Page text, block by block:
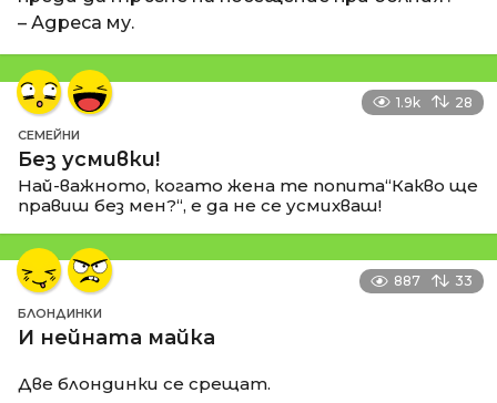
– Адреса му.
1.9k 28
СЕМЕЙНИ
Без усмивки!
Най-важното, когато жена те попита“Какво ще
правиш без мен?“, е да не се усмихваш!
887 33
БЛОНДИНКИ
И нейната майка
Две блондинки се срещат.